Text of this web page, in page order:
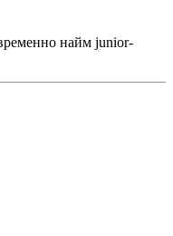
найм junior-